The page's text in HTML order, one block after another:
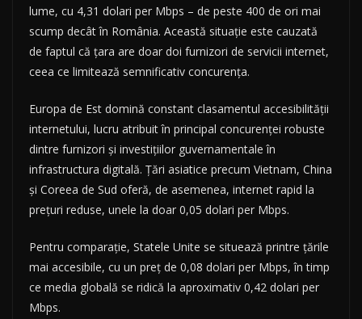
lume, cu 4,31 dolari per Mbps – de peste 400 de ori mai
scump decât în România. Această situație este cauzată
de faptul că țara are doar doi furnizori de servicii internet,
ceea ce limitează semnificativ concurența.
Europa de Est domină constant clasamentul accesibilității
internetului, lucru atribuit în principal concurenței robuste
dintre furnizori și investițiilor guvernamentale în
infrastructura digitală. Țări asiatice precum Vietnam, China
și Coreea de Sud oferă, de asemenea, internet rapid la
prețuri reduse, unele la doar 0,05 dolari per Mbps.
Pentru comparație, Statele Unite se situează printre țările
mai accesibile, cu un preț de 0,08 dolari per Mbps, în timp
ce media globală se ridică la aproximativ 0,42 dolari per
Mbps.